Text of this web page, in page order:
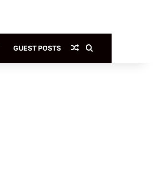
GUEST POSTS Article Aléatoire